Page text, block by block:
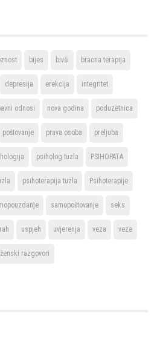
bijes bivši bracna terapija
depresija erekcija integritet
odnosi nova godina poduzetnica
poštovanje prava osoba preljuba
psiholog tuzla PSIHOPATA
psihoterapija tuzla Psihoterapije
samopoštovanje seks
uspjeh uvjerenja veza veze
ženski razgovori